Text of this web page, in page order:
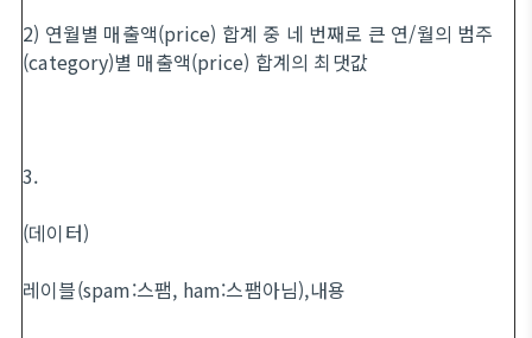
2) 연월별 매출액(price) 합계 중 네 번째로 큰 연/월의 범주
(category)별 매출액(price) 합계의 최댓값
3.
(데이터)
레이블(spam:스팸, ham:스팸아님),내용